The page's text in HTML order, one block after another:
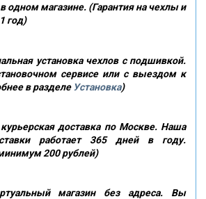
одном магазине. (Гарантия на чехлы и
год)
установка чехлов с подшивкой.
сервисе или с выездом к
в разделе Установка)
курьерская доставка по Москве. Наша
работает 365 дней в году.
200 рублей)
магазин без адреса. Вы